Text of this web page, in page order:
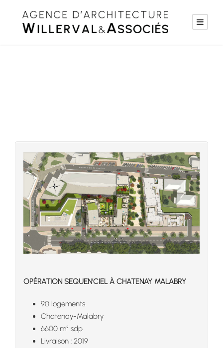
OPÉRATION SEQUEN’CIEL À CHATENAY MALABRY
90 logements
Chatenay-Malabry
6600 m² sdp
Livraison : 2019